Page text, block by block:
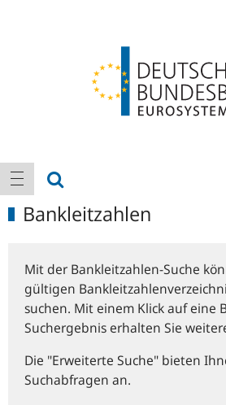
Hauptnavigation
Navigation anzeigen
Bankleitzahlen
Mit der Bankleitzahlen-Suche
gültigen
suchen. Mit einem Klick auf eine
Suchergebnis erhalten Sie
Die "Erweiterte Suche" bieten
Suchabfragen an.